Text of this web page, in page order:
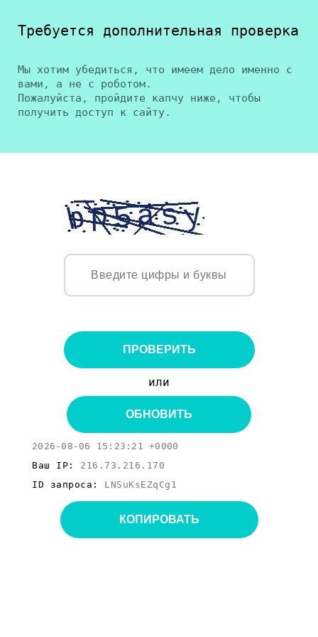
Требуется дополнительная проверка
Мы хотим убедиться, что имеем дело именно с
вами, а не с роботом.
Пожалуйста, пройдите капчу ниже, чтобы
получить доступ к сайту.
ПРОВЕРИТЬ
или
ОБНОВИТЬ
2026-08-06 15:23:21 +0000
Ваш IP: 216.73.216.170
ID запроса: LNSuKsEZqCg1
КОПИРОВАТЬ